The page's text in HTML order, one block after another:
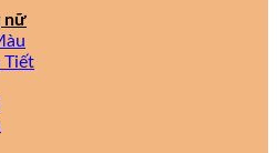
nữ
Tiết